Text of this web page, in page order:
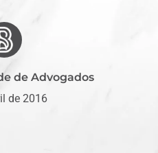
de Advogados
de 2016